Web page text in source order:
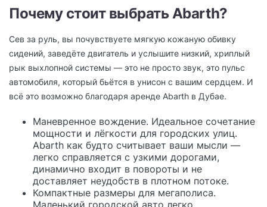
Почему стоит выбрать Abarth?
Сев за руль, вы почувствуете мягкую кожаную обивку
сидений, заведёте двигатель и услышите низкий, хриплый
рык выхлопной системы — это не просто звук, это пульс
автомобиля, который бьётся в унисон с вашим сердцем. И
всё это возможно благодаря аренде Abarth в Дубае.
Маневренное вождение. Идеальное сочетание
мощности и лёгкости для городских улиц.
Abarth как будто считывает ваши мысли —
легко справляется с узкими дорогами,
динамично входит в повороты и не
доставляет неудобств в плотном потоке.
Компактные размеры для мегаполиса.
Маленький городской авто легко